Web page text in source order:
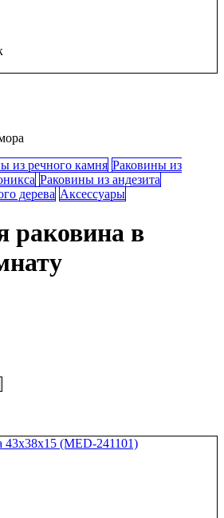
из речного камня Раковины из
Раковины из андезита
дерева Аксессуары
раковина в